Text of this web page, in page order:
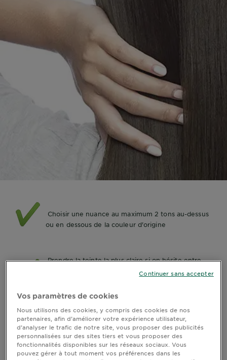
Choisir une nuance au maximum 2 tons au-dessus
ou en dessous de la couleur d'origine
Prendre la teinte la plus claire si on hésite entre
Choisir le reflet souhaité sur les cheveux
Se référer au dos du pack pour visualiser la
Vos paramètres de cookies
Nous utilisons des cookies, y compris des cookies de nos
partenaires, afin d’améliorer votre expérience utilisateur,
d’analyser le trafic de notre site, vous proposer des publicités
personnalisées sur des sites tiers et vous proposer des
fonctionnalités disponibles sur les réseaux sociaux. Vous
pouvez gérer à tout moment vos préférences dans les
Continuer sans accepter